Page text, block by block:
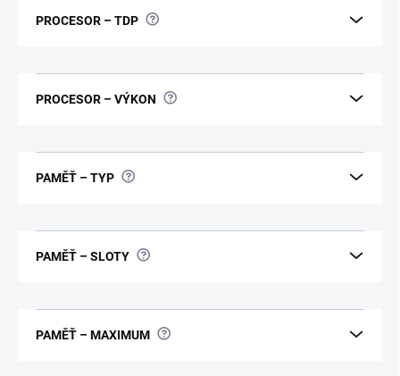
PROCESOR – TDP ?
PROCESOR – VÝKON ?
PAMĚŤ – TYP ?
PAMĚŤ – SLOTY ?
PAMĚŤ – MAXIMUM ?